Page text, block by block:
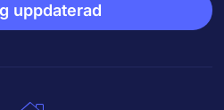
uppdaterad